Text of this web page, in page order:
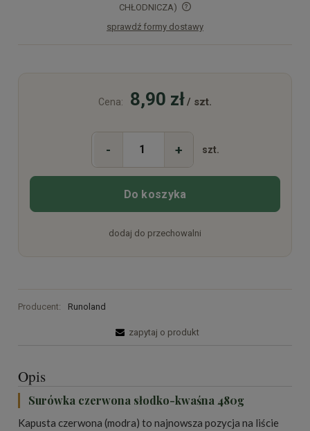
CHŁODNICZA)
Cena nie zawiera ewentualnych kosztów płatności
sprawdź formy dostawy
Cena: 8,90 zł/ szt.
- + szt.
Do koszyka
dodaj do przechowalni
Producent: Runoland
zapytaj o produkt
Opis
Surówka czerwona słodko-kwaśna 480g
Kapusta czerwona (modra) to najnowsza pozycja na liście